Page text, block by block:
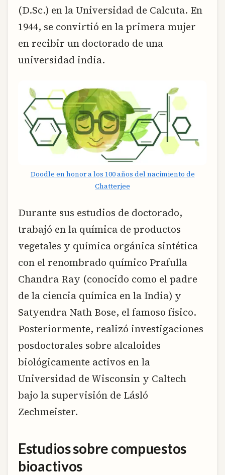
(D.Sc.) en la Universidad de Calcuta. En
1944, se convirtió en la primera mujer
en recibir un doctorado de una
universidad india.
Doodle en honor a los 100 años del nacimiento de
Chatterjee
Durante sus estudios de doctorado,
trabajó en la química de productos
vegetales y química orgánica sintética
con el renombrado químico Prafulla
Chandra Ray (conocido como el padre
de la ciencia química en la India) y
Satyendra Nath Bose, el famoso físico.
Posteriormente, realizó investigaciones
posdoctorales sobre alcaloides
biológicamente activos en la
Universidad de Wisconsin y Caltech
bajo la supervisión de Lásló
Zechmeister.
Estudios sobre compuestos
bioactivos